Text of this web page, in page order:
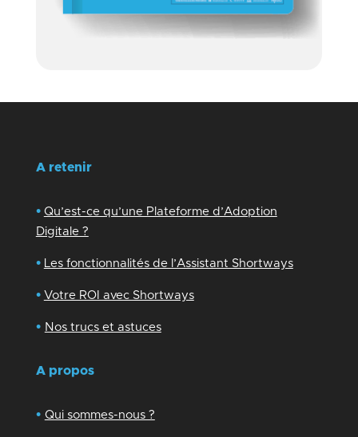
A retenir
• Qu’est-ce qu’une Plateforme d’Adoption
Digitale ?
• Les fonctionnalités de l’Assistant Shortways
• Votre ROI avec Shortways
• Nos trucs et astuces
A propos
• Qui sommes-nous ?